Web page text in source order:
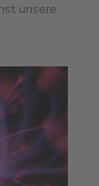
unsere